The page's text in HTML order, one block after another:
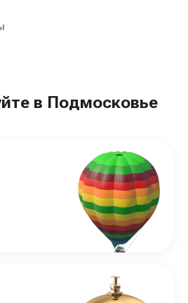
в Подмосковье